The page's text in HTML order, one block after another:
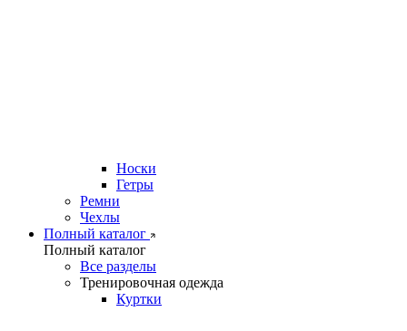
Носки
Гетры
Ремни
Чехлы
Полный каталог
Полный каталог
Все разделы
Тренировочная одежда
Куртки